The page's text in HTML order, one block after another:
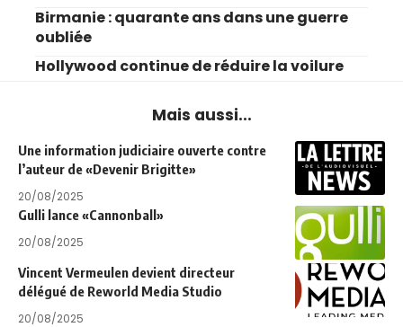
Birmanie : quarante ans dans une guerre
oubliée
Hollywood continue de réduire la voilure
Mais aussi...
Une information judiciaire ouverte contre
l’auteur de «Devenir Brigitte»
20/08/2025
Gulli lance «Cannonball»
20/08/2025
Vincent Vermeulen devient directeur
délégué de Reworld Media Studio
20/08/2025